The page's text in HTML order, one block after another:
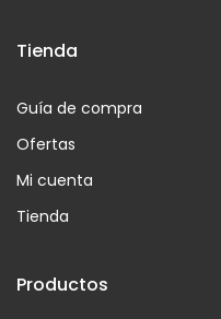
Tienda
Guía de compra
Ofertas
Mi cuenta
Tienda
Productos